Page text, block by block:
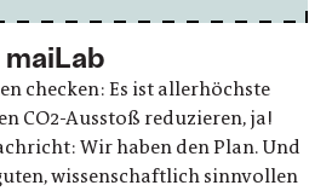
checken: Es ist allerhöchste
CO2-Ausstoß reduzieren, ja!
Wir haben den Plan. Und
wissenschaftlich sinnvollen